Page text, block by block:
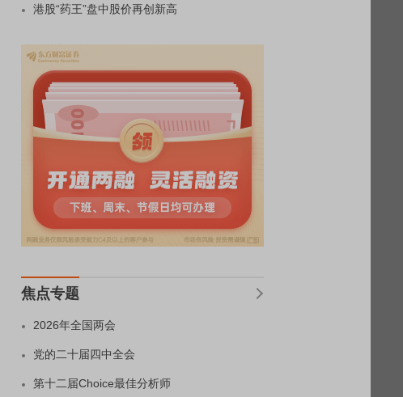
港股“药王”盘中股价再创新高
焦点专题
2026年全国两会
党的二十届四中全会
第十二届Choice最佳分析师